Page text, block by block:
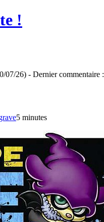
!
07/26) - Dernier commentaire :
5 minutes